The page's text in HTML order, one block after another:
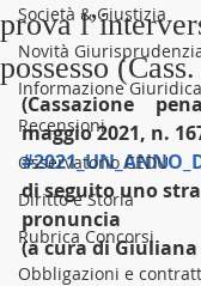
Società & Giustizia
Novità
Informazione Giuridica
Recensioni
Osservatorio CEDU
Diritto e Storia
Rubrica Concorsi
Obbligazioni e
prova
possesso
(Cassazione
maggio 2021, n.
di seguito uno
pronuncia
(a cura di Giuliana